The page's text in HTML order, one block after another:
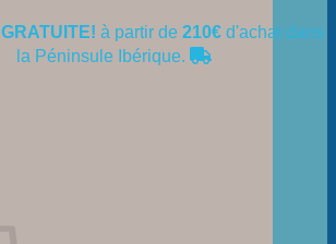
GRATUITE! à partir de 210€ d'achat dans
la Péninsule Ibérique.